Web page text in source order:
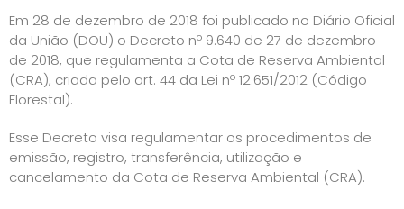
Em 28 de dezembro de 2018 foi publicado no Diário Oficial
da União (DOU) o Decreto nº 9.640 de 27 de dezembro
de 2018, que regulamenta a Cota de Reserva Ambiental
(CRA), criada pelo art. 44 da Lei nº 12.651/2012 (Código
Florestal).
Esse Decreto visa regulamentar os procedimentos de
emissão, registro, transferência, utilização e
cancelamento da Cota de Reserva Ambiental (CRA).